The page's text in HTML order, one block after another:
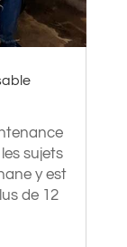
sujets
y est
de 12